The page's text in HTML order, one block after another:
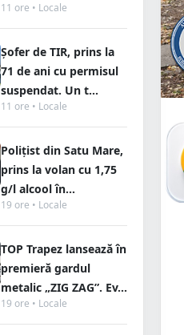
11 ore • Locale
Șofer de TIR, prins la
71 de ani cu permisul
suspendat. Un t...
11 ore • Locale
Polițist din Satu Mare,
prins la volan cu 1,75
g/l alcool în...
19 ore • Locale
TOP Trapez lansează în
premieră gardul
metalic „ZIG ZAG”. Ev...
19 ore • Locale